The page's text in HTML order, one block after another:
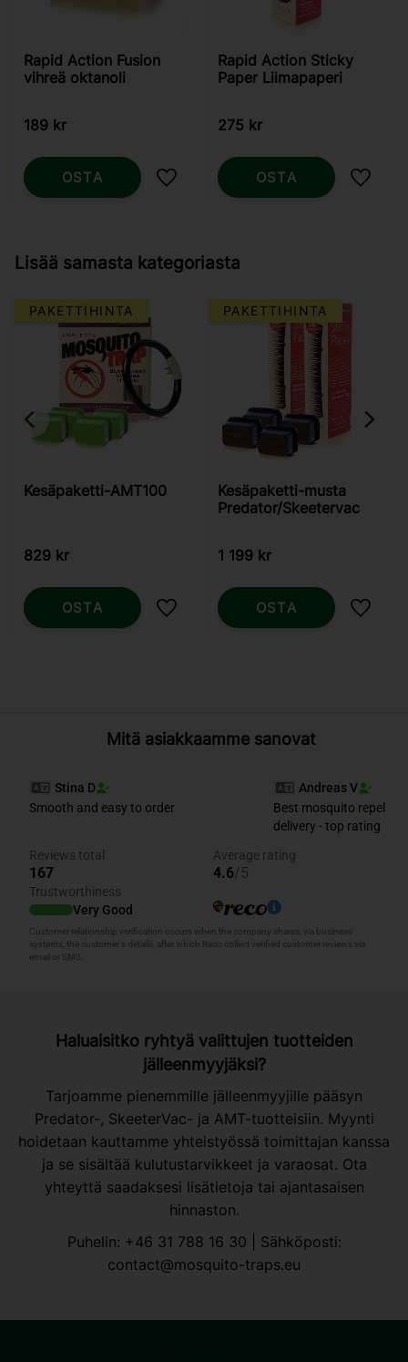
Rapid Action Fusion
vihreä oktanoli
189kr
Lisää suosikiksi
OSTA
Rapid Action Sticky
Paper Liimapaperi
275 kr
Lisää
OSTA
Lisää samasta kategoriasta
Kesäpaketti-AMT100
829kr
PAKETTIHINTA
Lisää suosikiksi
OSTA
Kesäpaketti-musta
Predator/Skeetervac
1 199kr
PAKETTIHINTA
Lisää
OSTA
Mitä asiakkaamme sanovat
Haluaisitko ryhtyä valittujen tuotteiden
jälleenmyyjäksi?
Tarjoamme pienemmille jälleenmyyjille pääsyn
Predator-, SkeeterVac- ja AMT-tuotteisiin. Myynti
hoidetaan kauttamme yhteistyössä toimittajan kanssa
ja se sisältää kulutustarvikkeet ja varaosat. Ota
yhteyttä saadaksesi lisätietoja tai ajantasaisen
hinnaston.
Puhelin: +46 31 788 16 30 | Sähköposti:
contact@mosquito-traps.eu